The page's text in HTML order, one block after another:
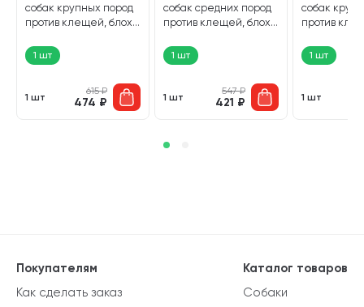
собак крупных пород
против клещей, блох,
4 пипетки (1 шт)
1 шт
1 шт
615₽
474 ₽
собак средних пород
против клещей, блох,
4 пипетки (1 шт)
1 шт
1 шт
547₽
421 ₽
собак
против
4 пипетки
1 шт
1 шт
Каталог товаров
Собаки
Покупателям
Как сделать заказ